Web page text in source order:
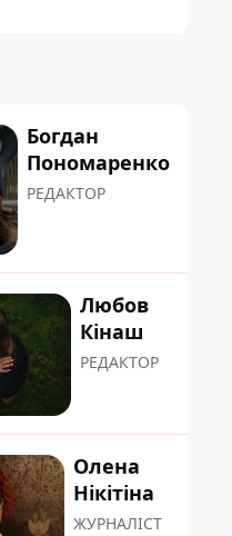
Богдан
Пономаренко
РЕДАКТОР
Любов
Кінаш
РЕДАКТОР
Олена
Нікітіна
ЖУРНАЛІСТ